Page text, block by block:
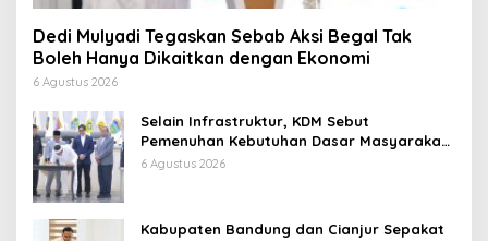
Dedi Mulyadi Tegaskan Sebab Aksi Begal Tak
Boleh Hanya Dikaitkan dengan Ekonomi
6 Agustus 2026
Selain Infrastruktur, KDM Sebut
Pemenuhan Kebutuhan Dasar Masyarakat
Jadi Fokus APBD Jabar 2027
6 Agustus 2026
Kabupaten Bandung dan Cianjur Sepakat